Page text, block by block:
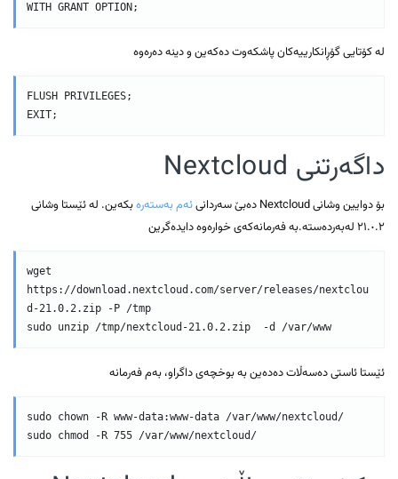
WITH GRANT OPTION;
لە کۆتایی گۆڕانکارییەکان پاشکەوت دەکەین و دینە دەرەوە
FLUSH PRIVILEGES;
EXIT;
داگەرتنی Nextcloud
بۆ دوایین وشانی Nextcloud دەبێ سەردانی ئەم بەستەرەبکەین. لە ئێستا وشانی
٢١.٠.٢ لەبەردەستە.بە فەرمانەکەی خوارەوە دایدەگرین
wget
https://download.nextcloud.com/server/releases/nextclou
d-21.0.2.zip -P /tmp
sudo unzip /tmp/nextcloud-21.0.2.zip  -d /var/www
ئێستا ئاستی دەسەڵات دەدەین بە بوخچەی داگراو، بەم فەرمانە
sudo chown -R www-data:www-data /var/www/nextcloud/
sudo chmod -R 755 /var/www/nextcloud/